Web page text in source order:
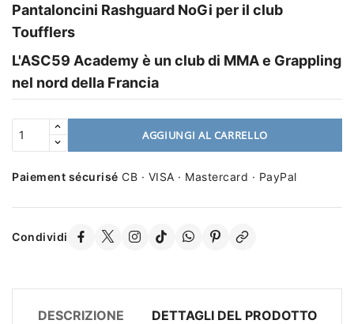
Pantaloncini Rashguard NoGi per il club
Toufflers
L'ASC59 Academy è un club di MMA e Grappling
nel nord della Francia
AGGIUNGI AL CARRELLO
Paiement sécurisé CB · VISA · Mastercard · PayPal
Condividi
DESCRIZIONE DETTAGLI DEL PRODOTTO